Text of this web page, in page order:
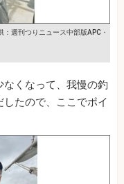
：週刊つりニュース中部版APC・
くなって、我慢の釣
たので、ここでポイ